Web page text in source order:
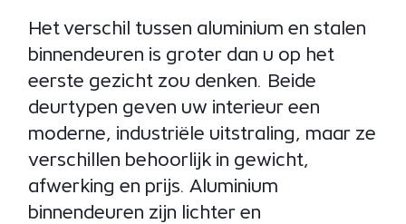
Het verschil tussen aluminium en stalen
binnendeuren is groter dan u op het
eerste gezicht zou denken. Beide
deurtypen geven uw interieur een
moderne, industriële uitstraling, maar ze
verschillen behoorlijk in gewicht,
afwerking en prijs. Aluminium
binnendeuren zijn lichter en